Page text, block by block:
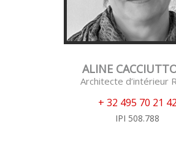
ALINE
Architecte d’intérieur
+ 32 495 70 21 42
IPI 508.788